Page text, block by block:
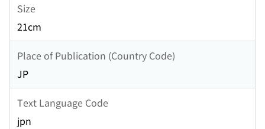
Size
21cm
Place of Publication (Country Code)
JP
Text Language Code
jpn